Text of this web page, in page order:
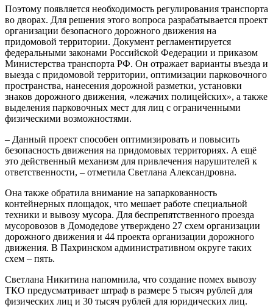
Поэтому появляется необходимость регулирования транспорта
во дворах. Для решения этого вопроса разрабатывается проект
организации безопасного дорожного движения на
придомовой территории. Документ регламентируется
федеральными законами Российской Федерации и приказом
Министерства транспорта РФ. Он отражает варианты въезда и
выезда с придомовой территории, оптимизации парковочного
пространства, нанесения дорожной разметки, установки
знаков дорожного движения, «лежачих полицейских», а также
выделения парковочных мест для лиц с ограниченными
физическими возможностями.
– Данный проект способен оптимизировать и повысить
безопасность движения на придомовых территориях. А ещё
это действенный механизм для привлечения нарушителей к
ответственности, – отметила Светлана Александровна.
Она также обратила внимание на запаркованность
контейнерных площадок, что мешает работе специальной
техники и вывозу мусора. Для беспрепятственного проезда
мусоровозов в Домодедове утверждено 27 схем организации
дорожного движения и 44 проекта организации дорожного
движения. В Пахринском административном округе таких
схем – пять.
Светлана Никитина напомнила, что создание помех вывозу
ТКО предусматривает штраф в размере 5 тысяч рублей для
физических лиц и 30 тысяч рублей для юридических лиц.